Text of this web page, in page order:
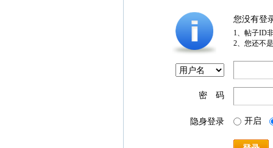
您没有登
1、帖子ID
2、您还不
密 码
隐身登录 开启